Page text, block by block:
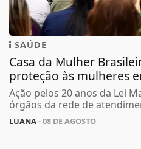
SAÚDE
Casa da Mulher
proteção às mulheres
Ação pelos 20 anos da Lei
órgãos da rede de
LUANA- 08 DE AGOSTO